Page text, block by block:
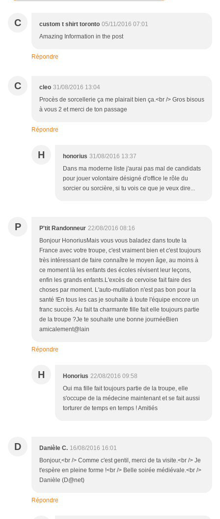
C custom t shirt toronto 05/11/2016 07:01
Amazing Information in the post
Répondre
C cleo 31/08/2016 13:04
Procès de sorcellerie ça me plairait bien ça.<br /> Gros bisous
à vous 2 et merci de ton passage
Répondre
H honorius 31/08/2016 13:37
Dans ma moderne liste j'aurai pas mal de candidats
pour jouer volontaire désigné d'office le rôle du
sorcier ou sorcière, si tu vois ce que je veux dire...
P P'tit Randonneur 22/08/2016 08:16
Bonjour HonoriusMais vous vous baladez dans toute la
France avec votre troupe, c'est vraiment bien et c'est toujours
très intéressant de faire connaître le moyen âge, au moins à
ce moment là les enfants des écoles révisent leur leçons,
enfin les grands enfants.L'excès de cervoise fait faire des
choses par moment. L'auto-mutilation n'est pas bon pour la
santé !En tous les cas je souhaite à toute l'équipe encore un
franc succès. Au fait ta charmante fille fait elle toujours partie
de la troupe ?Je te souhaite une bonne journéeBien
amicalement@lain
Répondre
H Honorius 22/08/2016 09:58
Oui ma fille fait toujours partie de la troupe, elle
s'occupe de la médecine maintenant et se fait aussi
torturer de temps en temps ! Amitiés
D Danièle C. 16/08/2016 16:01
Bonjour,<br /> Comme c'est gentil, merci de ta visite.<br /> Je
t'espère en pleine forme !<br /> Belle soirée médiévale.<br />
Danièle (D@net)
Répondre